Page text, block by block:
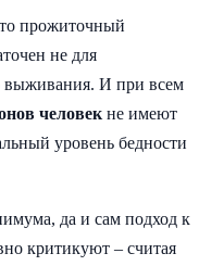
прожиточный
не для
выживания. И при всем
человек не имеют
уровень бедности
да и сам подход к
критикуют – считая